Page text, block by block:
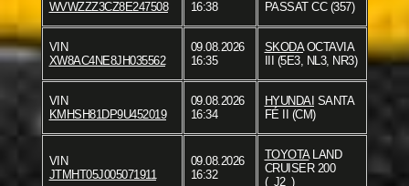
WVWZZZ3CZ8E247508
16:38
PASSAT CC (357)
VIN
XW8AC4NE8JH035562
09.08.2026
16:35
SKODAOCTAVIA
III (5E3, NL3, NR3)
VIN
KMHSH81DP9U452019
09.08.2026
16:34
HYUNDAI SANTA
FÉ II (CM)
VIN
JTMHT05J005071911
09.08.2026
16:32
TOYOTALAND
CRUISER 200
(_J2_)